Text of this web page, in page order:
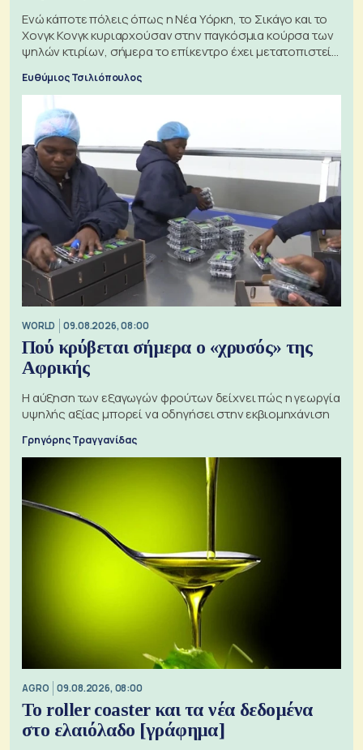
Ενώ κάποτε πόλεις όπως η Νέα Υόρκη, το Σικάγο και το
Χονγκ Κονγκ κυριαρχούσαν στην παγκόσμια κούρσα των
ψηλών κτιρίων, σήμερα το επίκεντρο έχει μετατοπιστεί
Ευθύμιος Τσιλιόπουλος
WORLD 09.08.2026, 08:00
Πού κρύβεται σήμερα ο «χρυσός» της
Αφρικής
Η αύξηση των εξαγωγών φρούτων δείχνει πώς η γεωργία
υψηλής αξίας μπορεί να οδηγήσει στην εκβιομηχάνιση
Γρηγόρης Τραγγανίδας
AGRO 09.08.2026, 08:00
Το roller coaster και τα νέα δεδομένα
στο ελαιόλαδο [γράφημα]